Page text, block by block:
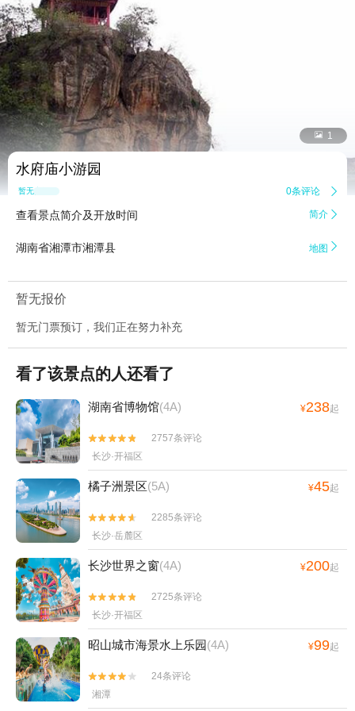
 1
水府庙小游园
暂无点评 0条评论 
查看景点简介及开放时间 简介 
湖南省湘潭市湘潭县 地图 
暂无报价
暂无门票预订，我们正在努力补充
看了该景点的人还看了
湖南省博物馆(4A) ¥238起


2757条评论
长沙·开福区
橘子洲景区(5A) ¥45起


2285条评论
长沙·岳麓区
长沙世界之窗(4A) ¥200起


2725条评论
长沙·开福区
昭山城市海景水上乐园(4A) ¥99起


24条评论
湘潭
